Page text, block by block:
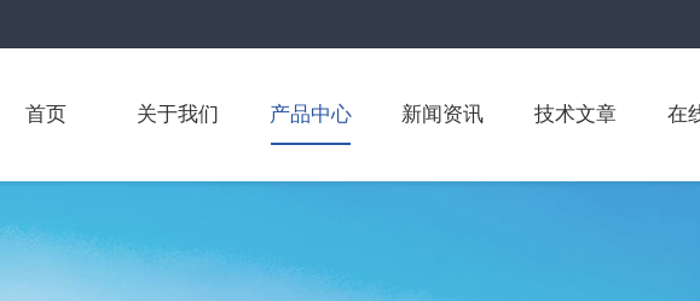
首页 关于我们 产品中心 新闻资讯 技术文章 在